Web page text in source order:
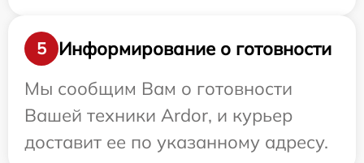
5
Информирование о готовности
Мы сообщим Вам о готовности
Вашей техники Ardor, и курьер
доставит ее по указанному адресу.